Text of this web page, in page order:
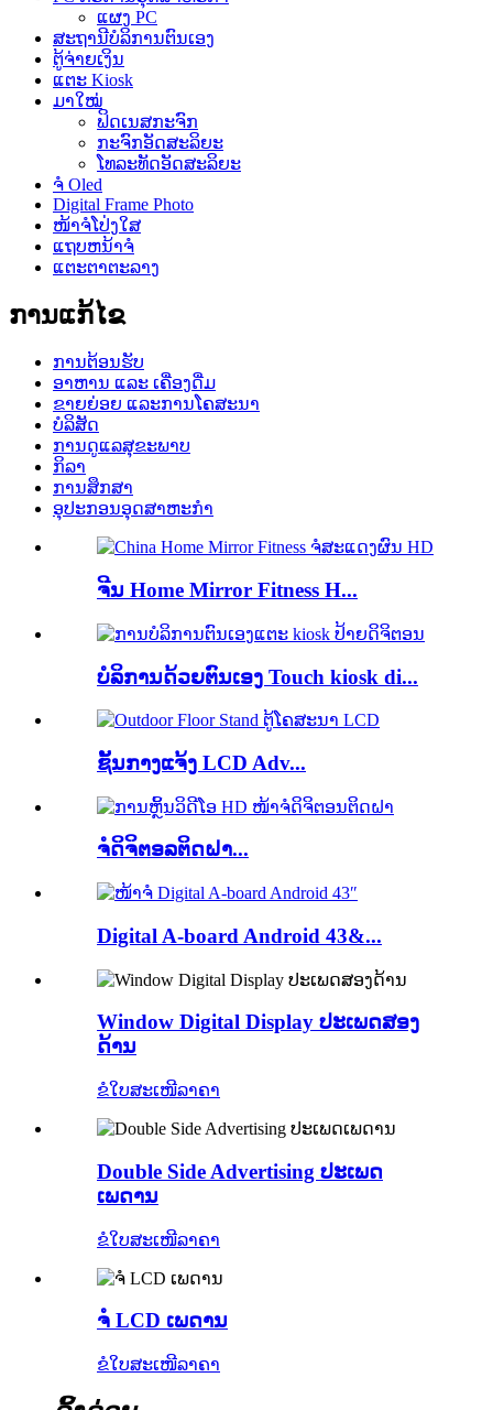
ແຜງ PC
ສະຖານີບໍລິການຕົນເອງ
ຕູ້ຈ່າຍເງິນ
ແຕະ Kiosk
ມາໃໝ່
ຟິດເນສກະຈົກ
ກະຈົກອັດສະລິຍະ
ໂທລະທັດອັດສະລິຍະ
ຈໍ Oled
Digital Frame Photo
ໜ້າຈໍໂປ່ງໃສ
ແຖບຫນ້າຈໍ
ແຕະຕາຕະລາງ
ການແກ້ໄຂ
ການຕ້ອນຮັບ
ອາຫານ ແລະ ເຄື່ອງດື່ມ
ຂາຍຍ່ອຍ ແລະການໂຄສະນາ
ບໍລິສັດ
ການດູແລສຸຂະພາບ
ກິລາ
ການສຶກສາ
ອຸປະກອນອຸດສາຫະກໍາ
ຈີນ Home Mirror Fitness H...
ບໍລິການດ້ວຍຕົນເອງ Touch kiosk di...
ຊັ້ນກາງແຈ້ງ LCD Adv...
ຈໍດິຈິຕອລຕິດຝາ...
Digital A-board Android 43&...
Window Digital Display ປະເພດສອງ
ດ້ານ
ຂໍໃບສະເໜີລາຄາ
Double Side Advertising ປະເພດ
ເພດານ
ຂໍໃບສະເໜີລາຄາ
ຈໍ LCD ເພດານ
ຂໍໃບສະເໜີລາຄາ